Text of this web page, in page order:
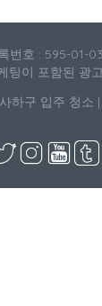
번호 : 595-01-
이 포함된 광
사하구 입주 청소 |